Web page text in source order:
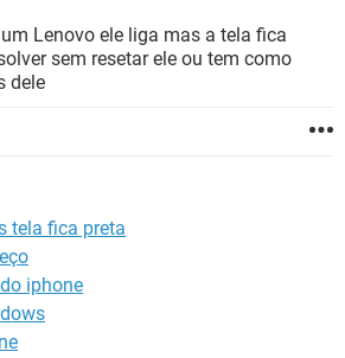
GMAIL
EXCEL
WHATSAPP
FACEBOOK
Lenovo ele liga mas a tela fica
sem resetar ele ou tem como
dele
tela fica preta
iphone